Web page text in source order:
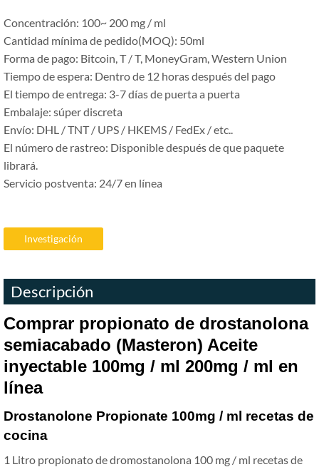
Concentración: 100~ 200 mg / ml
Cantidad mínima de pedido(MOQ): 50ml
Forma de pago: Bitcoin, T / T, MoneyGram, Western Union
Tiempo de espera: Dentro de 12 horas después del pago
El tiempo de entrega: 3-7 días de puerta a puerta
Embalaje: súper discreta
Envío: DHL / TNT / UPS / HKEMS / FedEx / etc..
El número de rastreo: Disponible después de que paquete
librará.
Servicio postventa: 24/7 en línea
Investigación
Descripción
Comprar propionato de drostanolona
semiacabado (Masteron) Aceite
inyectable 100mg / ml 200mg / ml en
línea
Drostanolone Propionate 100mg / ml recetas de
cocina
1 Litro propionato de dromostanolona 100 mg / ml recetas de